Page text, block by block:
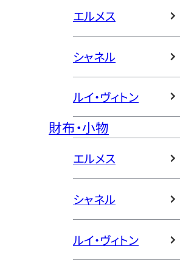
エルメス
シャネル
ルイ・ヴィトン
財布・小物
エルメス
シャネル
ルイ・ヴィトン